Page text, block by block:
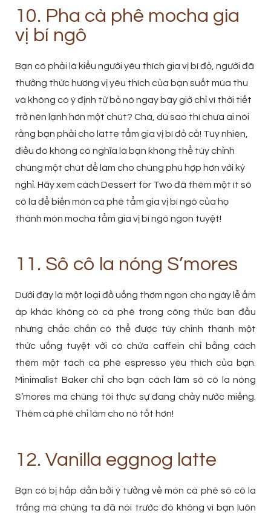
10. Pha cà phê mocha gia
vị bí ngô
Bạn có phải là kiểu người yêu thích gia vị bí đỏ, người đã
thưởng thức hương vị yêu thích của bạn suốt mùa thu
và không có ý định từ bỏ nó ngay bây giờ chỉ vì thời tiết
trở nên lạnh hơn một chút? Chà, dù sao thì chưa ai nói
rằng bạn phải cho latte tẩm gia vị bí đỏ cả! Tuy nhiên,
điều đó không có nghĩa là bạn không thể tùy chỉnh
chúng một chút để làm cho chúng phù hợp hơn với kỳ
nghỉ. Hãy xem cách Dessert for Two đã thêm một ít sô
cô la để biến món cà phê tẩm gia vị bí ngô của họ
thành món mocha tẩm gia vị bí ngô ngon tuyệt!
11. Sô cô la nóng S’mores
Dưới đây là một loại đồ uống thơm ngon cho ngày lễ ấm
áp khác không có cà phê trong công thức ban đầu
nhưng chắc chắn có thể được tùy chỉnh thành một
thức uống tuyệt vời có chứa caffein chỉ bằng cách
thêm một tách cà phê espresso yêu thích của bạn.
Minimalist Baker chỉ cho bạn cách làm sô cô la nóng
S’mores mà chúng tôi thực sự đang chảy nước miếng.
Thêm cà phê chỉ làm cho nó tốt hơn!
12. Vanilla eggnog latte
Bạn có bị hấp dẫn bởi ý tưởng về món cà phê sô cô la
trắng mà chúng ta đã nói trước đó không vì bạn luôn